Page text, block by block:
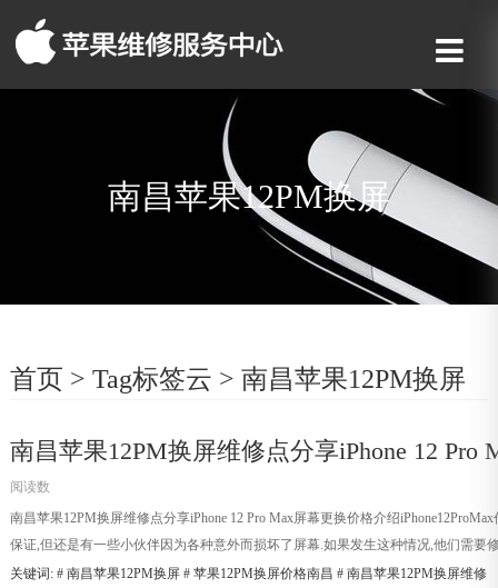
南昌苹果12PM换屏
首页 > Tag标签云 > 南昌苹果12PM换屏
南昌苹果12PM换屏维修点分享iPhone 12 Pro
阅读数
南昌苹果12PM换屏维修点分享iPhone 12 Pro Max屏幕更换价格介绍
保证,但还是有一些小伙伴因为各种意外而损坏了屏幕.如果发生这种情况,他们需要
关键词: # 南昌苹果12PM换屏# 苹果12PM换屏价格南昌 # 南昌苹果12PM换屏维修